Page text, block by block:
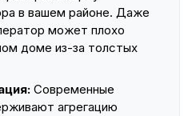
в вашем районе. Даже
может плохо
доме из-за толстых
Современные
агрегацию